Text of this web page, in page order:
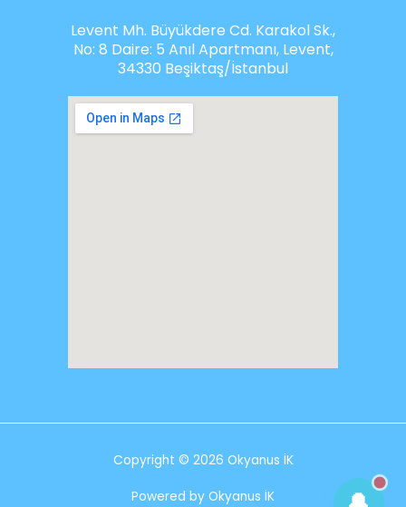
Levent Mh. Büyükdere Cd. Karakol Sk.,
No: 8 Daire: 5 Anıl Apartmanı, Levent,
34330 Beşiktaş/İstanbul
Copyright © 2026 Okyanus İK
Powered by Okyanus İK
👨‍👩‍👧 Eleman Arıyorum
📞 Bize Ulaşın